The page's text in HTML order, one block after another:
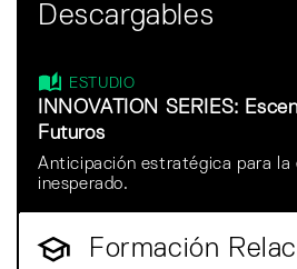
Descargables
ESTUDIO
INNOVATION SERIES:
Futuros
Anticipación estratégica para la
inesperado.
Formación